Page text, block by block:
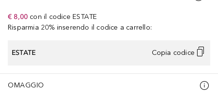
€ 8,00 con il codice ESTATE
Risparmia 20% inserendo il codice a carrello:
ESTATE Copia codice
OMAGGIO